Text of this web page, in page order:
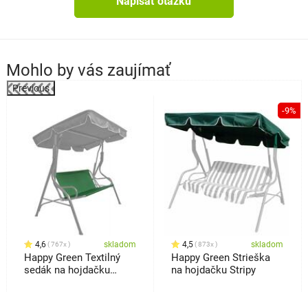
Mohlo by vás zaujímať
Previous
4,6 767x skladom
Happy Green Textilný
sedák na hojdačku
-9%
4,5 873x skladom
Happy Green Strieška
na hojdačku Stripy